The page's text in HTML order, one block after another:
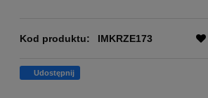
Kod produktu: IMKRZE173
Udostępnij